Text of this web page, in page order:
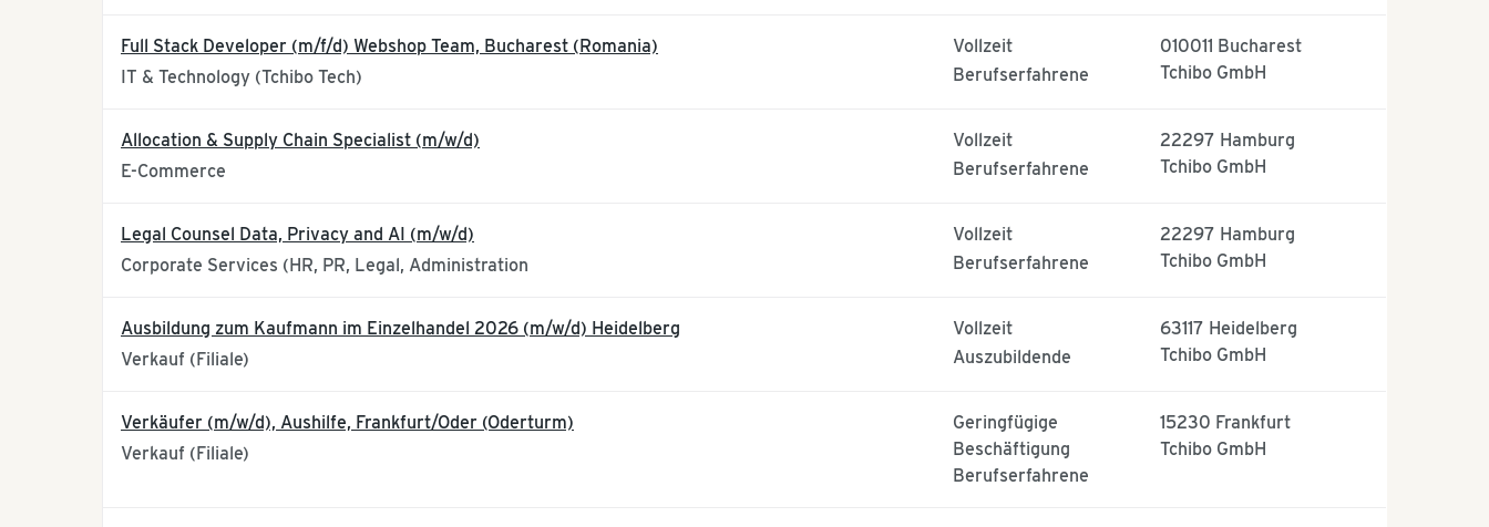
Full Stack Developer (m/f/d) Webshop Team, Bucharest (Romania)
IT & Technology (Tchibo Tech)
Vollzeit
Berufserfahrene
010011 Bucharest
Tchibo GmbH
Allocation & Supply Chain Specialist (m/w/d)
E-Commerce
Vollzeit
Berufserfahrene
22297 Hamburg
Tchibo GmbH
Legal Counsel Data, Privacy and AI (m/w/d)
Corporate Services (HR, PR, Legal, Administration
Vollzeit
Berufserfahrene
22297 Hamburg
Tchibo GmbH
Ausbildung zum Kaufmann im Einzelhandel 2026 (m/w/d) Heidelberg
Verkauf (Filiale)
Vollzeit
Auszubildende
63117 Heidelberg
Tchibo GmbH
Verkäufer (m/w/d), Aushilfe, Frankfurt/Oder (Oderturm)
Verkauf (Filiale)
Geringfügige
Beschäftigung
Berufserfahrene
15230 Frankfurt
Tchibo GmbH